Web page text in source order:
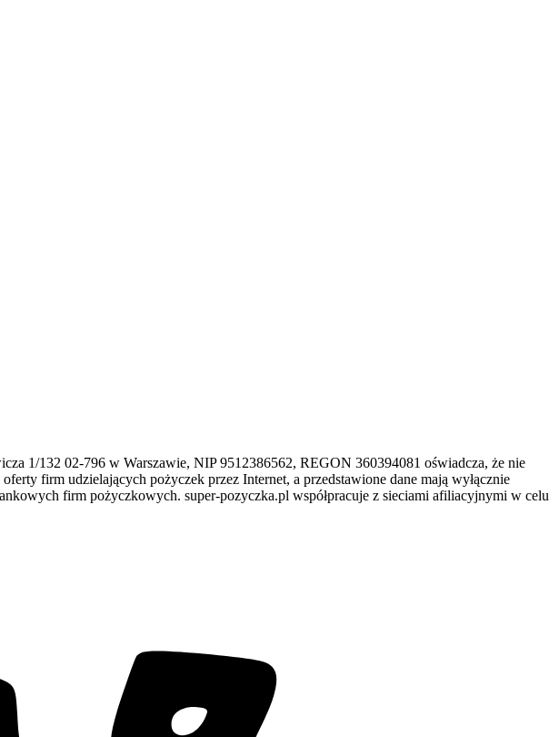
1/132 02-796 w Warszawie, NIP 9512386562, REGON 360394081 oświadcza, że nie
firm udzielających pożyczek przez Internet, a przedstawione dane mają wyłącznie
firm pożyczkowych. super-pozyczka.pl współpracuje z sieciami afiliacyjnymi w celu